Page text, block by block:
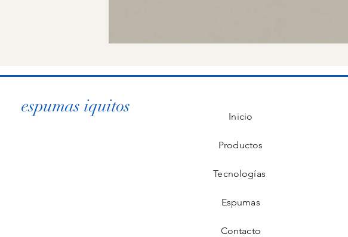
espumas iquitos
Inicio
Productos
Tecnologías
Espumas
Contacto